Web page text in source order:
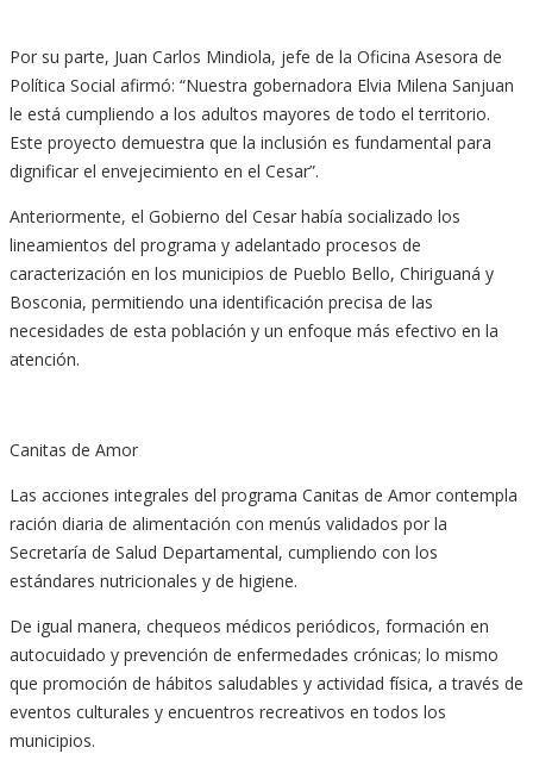
Por su parte, Juan Carlos Mindiola, jefe de la Oficina Asesora de
Política Social afirmó: “Nuestra gobernadora Elvia Milena Sanjuan
le está cumpliendo a los adultos mayores de todo el territorio.
Este proyecto demuestra que la inclusión es fundamental para
dignificar el envejecimiento en el Cesar”.
Anteriormente, el Gobierno del Cesar había socializado los
lineamientos del programa y adelantado procesos de
caracterización en los municipios de Pueblo Bello, Chiriguaná y
Bosconia, permitiendo una identificación precisa de las
necesidades de esta población y un enfoque más efectivo en la
atención.
Canitas de Amor
Las acciones integrales del programa Canitas de Amor contempla
ración diaria de alimentación con menús validados por la
Secretaría de Salud Departamental, cumpliendo con los
estándares nutricionales y de higiene.
De igual manera, chequeos médicos periódicos, formación en
autocuidado y prevención de enfermedades crónicas; lo mismo
que promoción de hábitos saludables y actividad física, a través de
eventos culturales y encuentros recreativos en todos los
municipios.